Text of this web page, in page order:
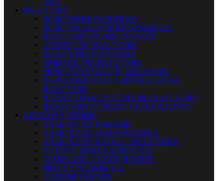
BASGITARY
ELEKTRICKÉ BASGITARY
ELEKTRO AKUSTICKÉ BASGITARY
BASGITAROVÉ ZOSILŇOVAČE
STRUNY PRE BASGITARY
EFEKTY PRE BASGITARY
SNÍMAČE PRE BASGITARY
PRÍSLUŠENSTVO PRE BASGITARY
NÁHRADNÉ DIELY A SÚČIASTKY NA
BASGITARY
BEZDRÔTOVÉ SYSTÉMY PRE BASGITARY
BASGITAROVÉ ŠKOLY, UČEBNICE, DVD
GITAROVÝ TUNING
NÁLEPKY NA HMATNÍK
NÁLEPKY NA TELO NÁSTROJA
NÁLEPKY NA HLAVU – HEADSTOCK
NOTOVÁ MAPA NA HMATNÍK
LEMOVANIE GITARY, ROZETY
MOTÍVY NA SNÍMAČE
CUSTOM VÝROBA